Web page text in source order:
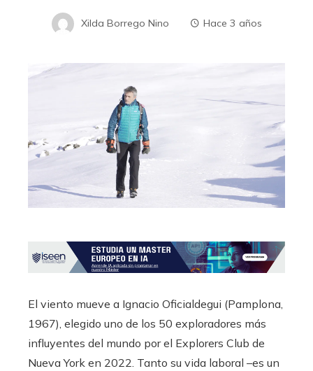
Xilda Borrego Nino Hace 3 años
El viento mueve a Ignacio Oficialdegui (Pamplona,
1967), elegido uno de los 50 exploradores más
influyentes del mundo por el Explorers Club de
Nueva York en 2022. Tanto su vida laboral –es un